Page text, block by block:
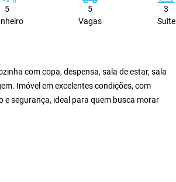
5
5
Vagas
3
Suite
com copa, despensa, sala de estar, sala
Imóvel em excelentes condições, com
segurança, ideal para quem busca morar